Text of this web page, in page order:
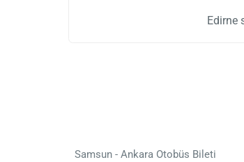
Edirne
Samsun - Ankara Otobüs Bileti